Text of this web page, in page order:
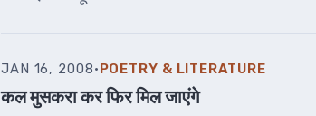
JAN 16, 2008·POETRY & LITERATURE
कल मुसकरा कर फिर मिल जाएंगे